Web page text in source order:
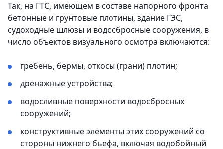
Так, на ГТС, имеющем в составе напорного фронта
бетонные и грунтовые плотины, здание ГЭС,
судоходные шлюзы и водосбросные сооружения, в
число объектов визуального осмотра включаются:
гребень, бермы, откосы (грани) плотин;
дренажные устройства;
водосливные поверхности водосбросных
сооружений;
конструктивные элементы этих сооружений со
стороны нижнего бьефа, включая водобойный